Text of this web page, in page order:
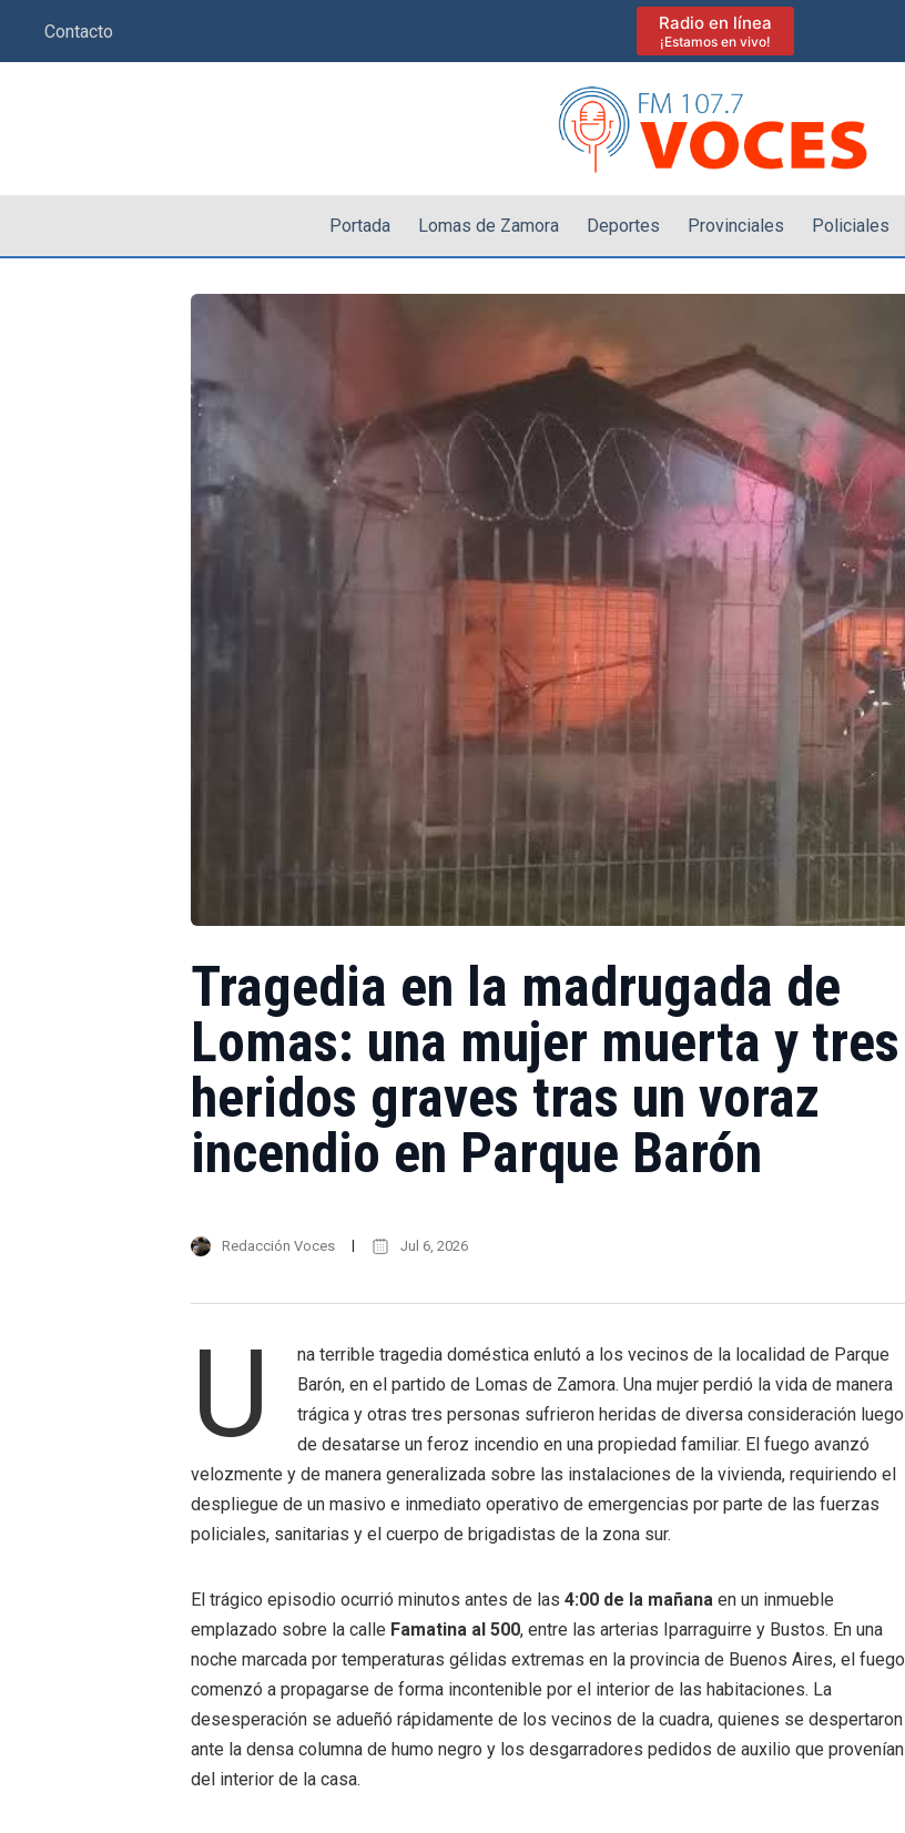
Contacto Radio en línea
¡Estamos en vivo!
Portada Lomas de Zamora Deportes Provinciales Policiales
Tragedia en la madrugada de
Lomas: una mujer muerta y tres
heridos graves tras un voraz
incendio en Parque Barón
Redacción Voces Jul 6, 2026
U
na terrible tragedia doméstica enlutó a los vecinos de la localidad de Parque
Barón, en el partido de Lomas de Zamora. Una mujer perdió la vida de manera
trágica y otras tres personas sufrieron heridas de diversa consideración luego
de desatarse un feroz incendio en una propiedad familiar. El fuego avanzó
velozmente y de manera generalizada sobre las instalaciones de la vivienda, requiriendo el
despliegue de un masivo e inmediato operativo de emergencias por parte de las fuerzas
policiales, sanitarias y el cuerpo de brigadistas de la zona sur.
El trágico episodio ocurrió minutos antes de las 4:00 de la mañana en un inmueble
emplazado sobre la calle Famatina al 500, entre las arterias Iparraguirre y Bustos. En una
noche marcada por temperaturas gélidas extremas en la provincia de Buenos Aires, el fuego
comenzó a propagarse de forma incontenible por el interior de las habitaciones. La
desesperación se adueñó rápidamente de los vecinos de la cuadra, quienes se despertaron
ante la densa columna de humo negro y los desgarradores pedidos de auxilio que provenían
del interior de la casa.